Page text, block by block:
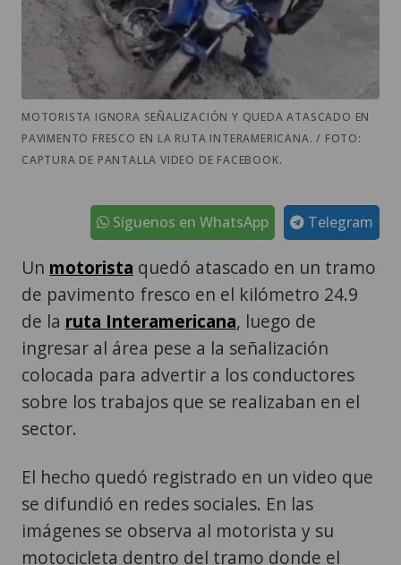
MOTORISTA IGNORA SEÑALIZACIÓN Y QUEDA ATASCADO EN
PAVIMENTO FRESCO EN LA RUTA INTERAMERICANA. / FOTO:
CAPTURA DE PANTALLA VIDEO DE FACEBOOK.
Telegram
Síguenos en WhatsApp
Un motorista quedó atascado en un tramo
de pavimento fresco en el kilómetro 24.9
de la ruta Interamericana, luego de
ingresar al área pese a la señalización
colocada para advertir a los conductores
sobre los trabajos que se realizaban en el
sector.
El hecho quedó registrado en un video que
se difundió en redes sociales. En las
imágenes se observa al motorista y su
motocicleta dentro del tramo donde el